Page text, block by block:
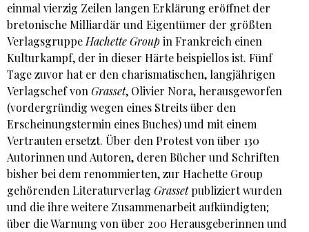
einmal vierzig Zeilen langen Erklärung eröffnet der
bretonische Milliardär und Eigentümer der größten
VerlagsgruppeHachette Groupin Frankreich einen
Kulturkampf, der in dieser Härte beispiellos ist. Fünf
Tage zuvor hat er den charismatischen, langjährigen
Verlagschef vonGrasset, Olivier Nora, herausgeworfen
(vordergründig wegen eines Streits über den
Erscheinungstermin eines Buches) und mit einem
Vertrauten ersetzt. Über den Protest von über 130
Autorinnen und Autoren, deren Bücher und Schriften
bisher bei dem renommierten, zur Hachette Group
gehörenden Literaturverlag Grassetpubliziert wurden
und die ihre weitere Zusammenarbeit aufkündigten;
über die Warnung von über 200 Herausgeberinnen und